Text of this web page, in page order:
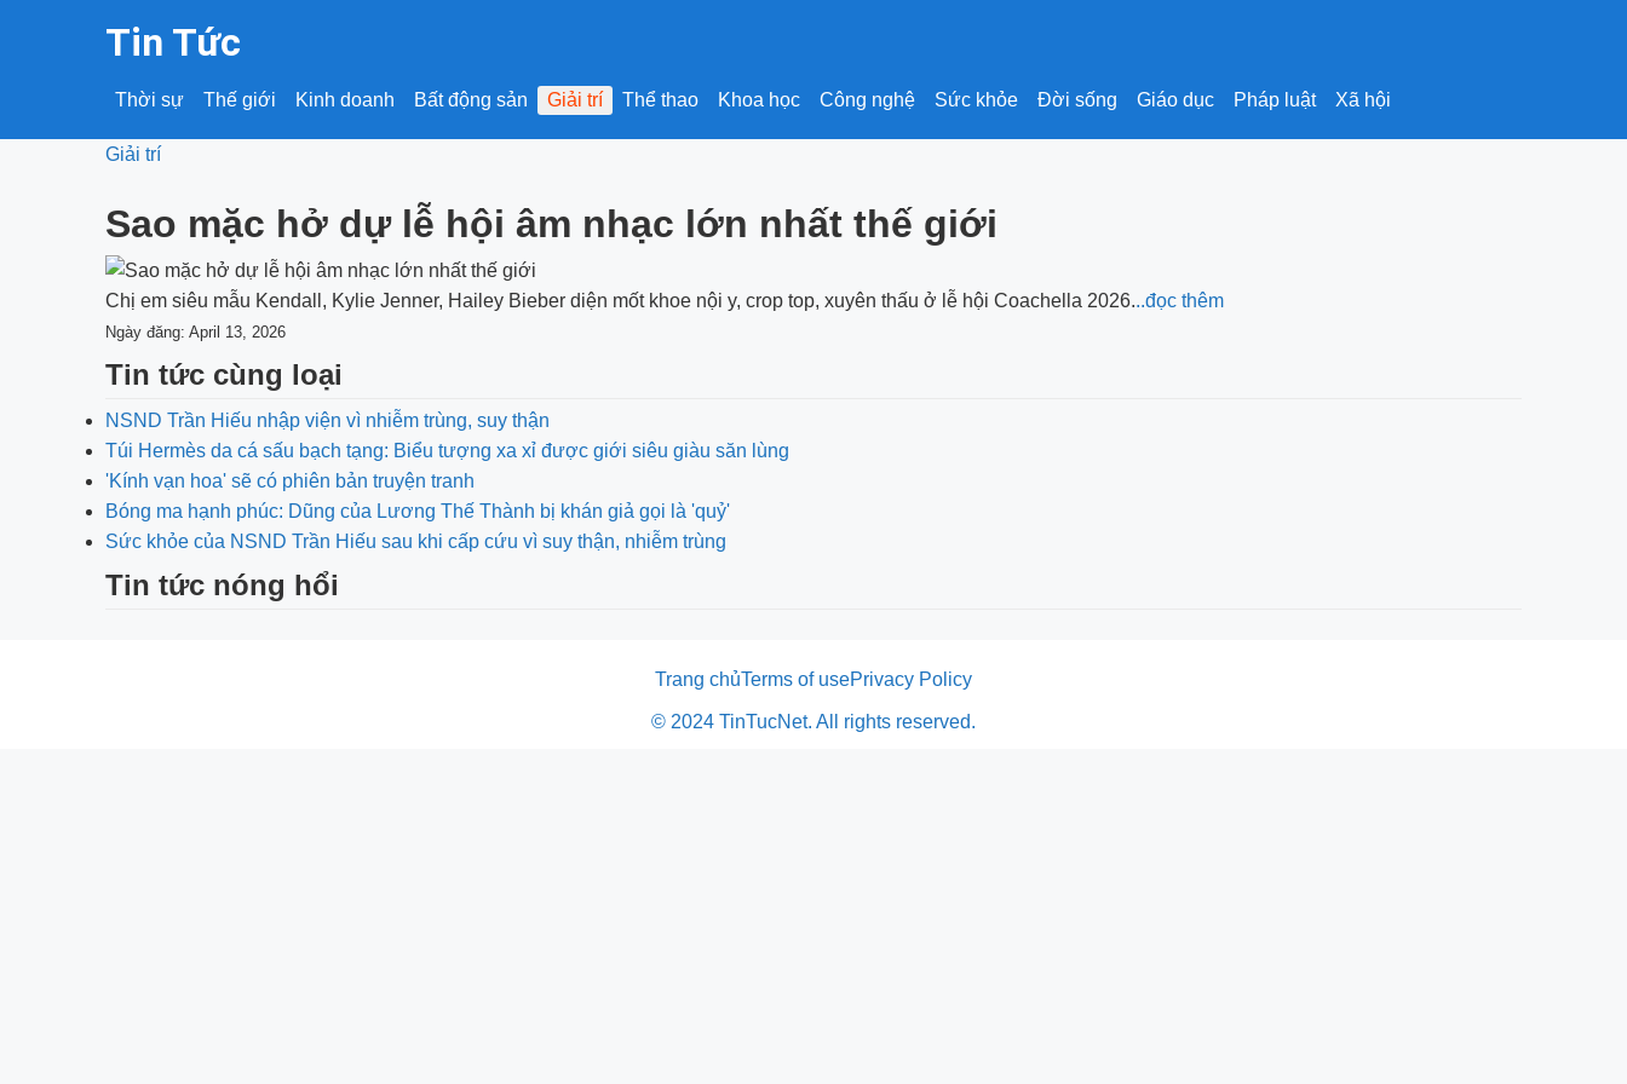
Tin Tức
Thời sự Thế giới Kinh doanh Bất động sản Giải trí Thể thao Khoa học Công nghệ Sức khỏe Đời sống Giáo dục Pháp luật Xã hội
Giải trí
Sao mặc hở dự lễ hội âm nhạc lớn nhất thế giới
Chị em siêu mẫu Kendall, Kylie Jenner, Hailey Bieber diện mốt khoe nội y, crop top, xuyên thấu ở lễ hội Coachella 2026...đọc thêm
Ngày đăng: April 13, 2026
Tin tức cùng loại
NSND Trần Hiếu nhập viện vì nhiễm trùng, suy thận
Túi Hermès da cá sấu bạch tạng: Biểu tượng xa xỉ được giới siêu giàu săn lùng
'Kính vạn hoa' sẽ có phiên bản truyện tranh
Bóng ma hạnh phúc: Dũng của Lương Thế Thành bị khán giả gọi là 'quỷ'
Sức khỏe của NSND Trần Hiếu sau khi cấp cứu vì suy thận, nhiễm trùng
Tin tức nóng hổi
Trang chủTerms of usePrivacy Policy
© 2024 TinTucNet. All rights reserved.